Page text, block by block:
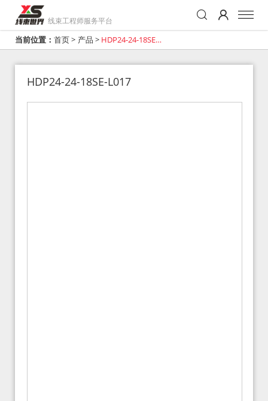
线束工程师服务平台
当前位置： 首页> 产品 > HDP24-24-18SE-
HDP24-24-18SE-L017